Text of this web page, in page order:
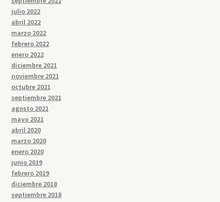
julio 2022
abril 2022
marzo 2022
febrero 2022
enero 2022
diciembre 2021
noviembre 2021
octubre 2021
septiembre 2021
agosto 2021
mayo 2021
abril 2020
marzo 2020
enero 2020
junio 2019
febrero 2019
diciembre 2018
septiembre 2018